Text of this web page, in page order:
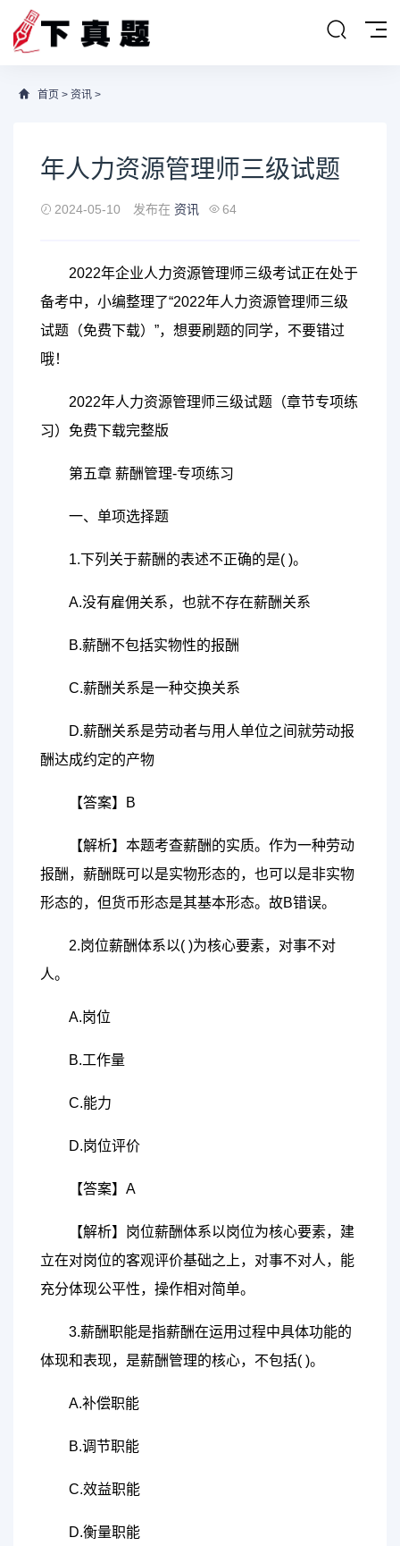
首页 > 资讯 >
年人力资源管理师三级试题
2024-05-10 发布在 资讯 64
​​2022年企业人力资源管理师三级考试正在处于
备考中，小编整理了“2022年人力资源管理师三级
试题（免费下载）”，想要刷题的同学，不要错过
哦！
2022年人力资源管理师三级试题（章节专项练
习）免费下载完整版
第五章 薪酬管理-专项练习
一、单项选择题
1.下列关于薪酬的表述不正确的是( )。
A.没有雇佣关系，也就不存在薪酬关系
B.薪酬不包括实物性的报酬
C.薪酬关系是一种交换关系
D.薪酬关系是劳动者与用人单位之间就劳动报
酬达成约定的产物
【答案】B
【解析】本题考查薪酬的实质。作为一种劳动
报酬，薪酬既可以是实物形态的，也可以是非实物
形态的，但货币形态是其基本形态。故B错误。
2.岗位薪酬体系以( )为核心要素，对事不对
人。
A.岗位
B.工作量
C.能力
D.岗位评价
【答案】A
【解析】岗位薪酬体系以岗位为核心要素，建
立在对岗位的客观评价基础之上，对事不对人，能
充分体现公平性，操作相对简单。
3.薪酬职能是指薪酬在运用过程中具体功能的
体现和表现，是薪酬管理的核心，不包括( )。
A.补偿职能
B.调节职能
C.效益职能
D.衡量职能